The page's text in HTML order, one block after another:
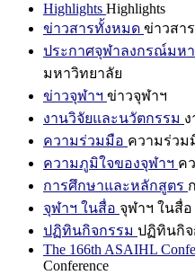
Highlights Highlights
ข่าวสารทั้งหมด ข่าวสา
ประกาศจุฬาลงกรณ์มห
มหาวิทยาลัย
ข่าวจุฬาฯ ข่าวจุฬาฯ
งานวิจัยและนวัตกรรม
ความร่วมมือ ความร่วม
ความภูมิใจของจุฬาฯ ค
การศึกษาและหลักสูตร
จุฬาฯ ในสื่อ จุฬาฯ ในสื่อ
ปฏิทินกิจกรรม ปฏิทินกิจ
The 166th ASAIHL
Conference